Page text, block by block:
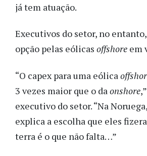
já tem atuação.
Executivos do setor, no
opção pelas eólicas offshore em
“O capex para uma eólica
3 vezes maior que o da onshore
executivo do setor. “Na
explica a escolha que eles
terra é o que não falta…”